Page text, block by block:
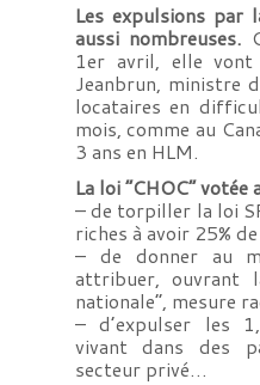
Les expulsions par
aussi nombreuses.
1er avril, elle vont
Jeanbrun, ministre
locataires en
mois, comme au
3 ans en HLM.
La loi “CHOC” votée
– de torpiller la loi
riches à avoir 25%
– de donner au
attribuer, ouvrant
nationale”, mesure
– d’expulser les
vivant dans des
secteur privé…